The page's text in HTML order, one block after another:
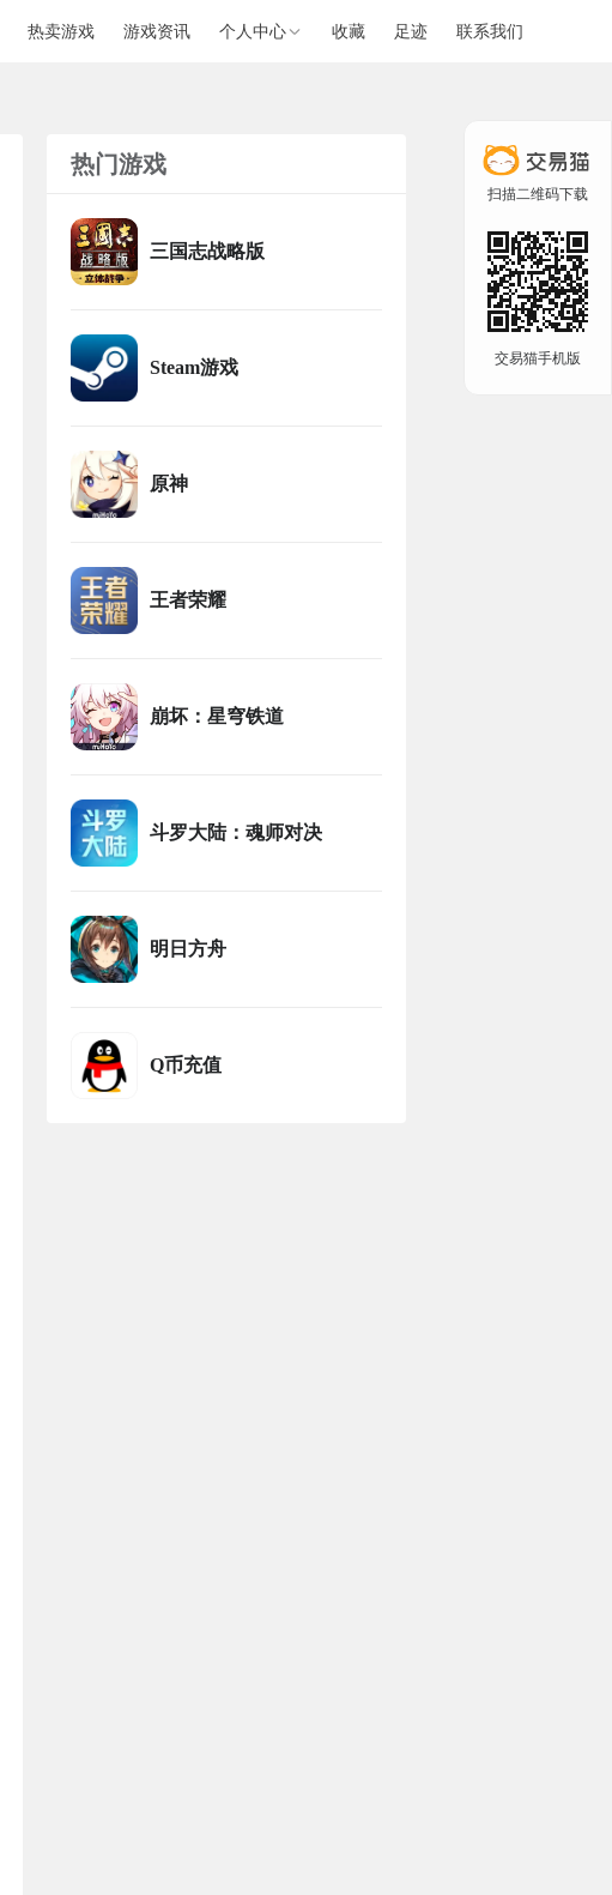
热卖游戏 游戏资讯 个人中心 收藏 足迹 联系我们
热门游戏
三国志战略版
Steam游戏
原神
王者荣耀
崩坏：星穹铁道
斗罗大陆：魂师对决
明日方舟
Q币充值
扫描二维码下载
交易猫手机版